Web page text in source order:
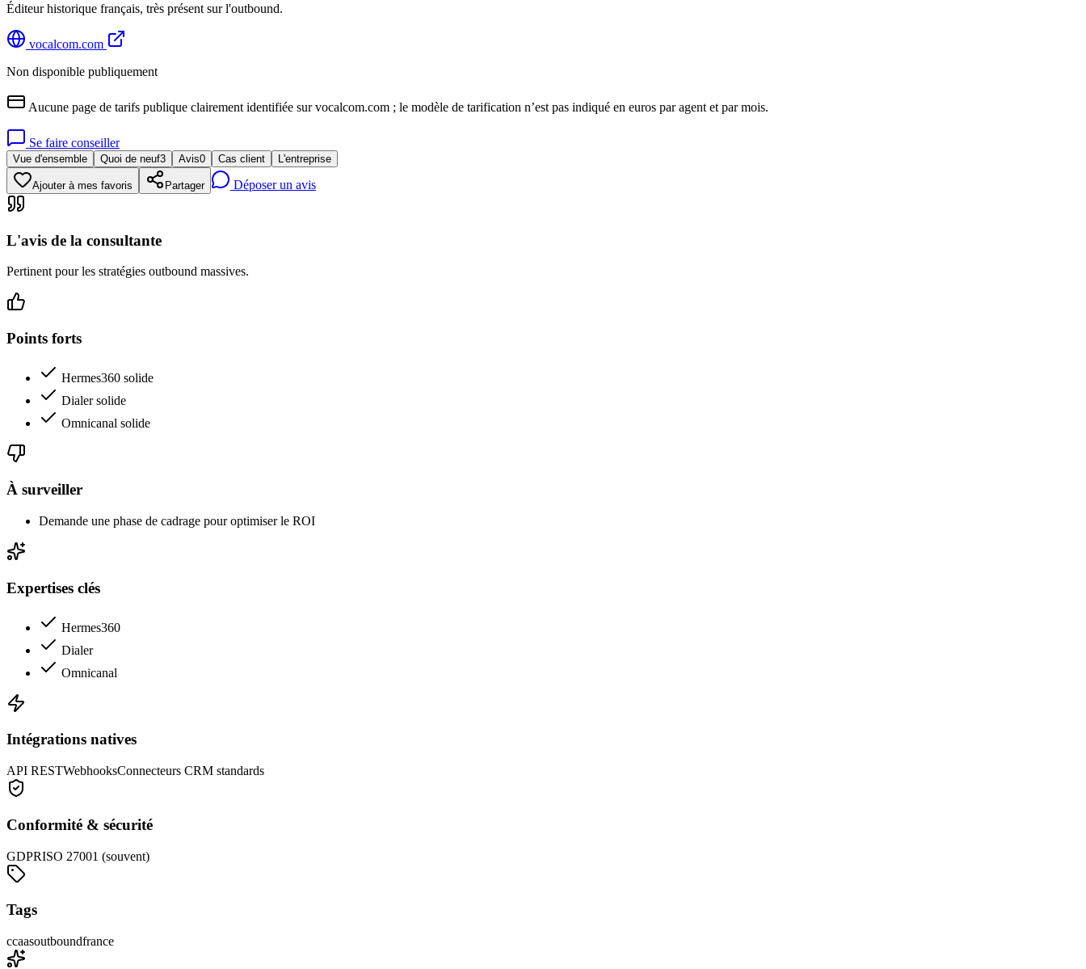
Éditeur historique français, très présent sur l'outbound.
vocalcom.com
Non disponible publiquement
Aucune page de tarifs publique clairement identifiée sur vocalcom.com ; le modèle de tarification n’est pas indiqué en euros par agent et par mois.
Se faire conseiller
Vue d'ensemble Quoi de neuf3 Avis0 Cas client L'entreprise
Ajouter à mes favoris Partager Déposer un avis
L'avis de la consultante
Pertinent pour les stratégies outbound massives.
Points forts
Hermes360 solide
Dialer solide
Omnicanal solide
À surveiller
Demande une phase de cadrage pour optimiser le ROI
Expertises clés
Hermes360
Dialer
Omnicanal
Intégrations natives
API RESTWebhooksConnecteurs CRM standards
Conformité & sécurité
GDPRISO 27001 (souvent)
Tags
ccaasoutboundfrance